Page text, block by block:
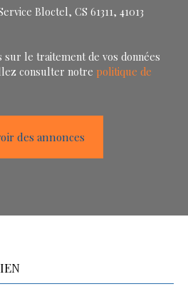
Bloctel, CS 61311, 41013
sur le traitement de vos données
consulter notre politique de
des annonces